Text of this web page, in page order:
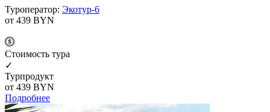
Туроператор: Экотур-6
от 439 BYN
Cтоимость тура
✓
Турпродукт
от 439 BYN
Подробнее